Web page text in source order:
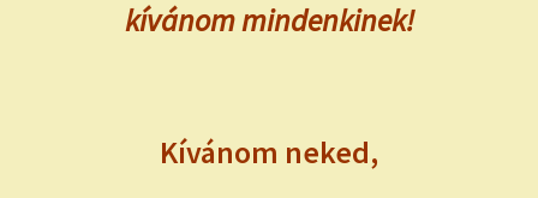
kívánom mindenkinek!
Kívánom neked,